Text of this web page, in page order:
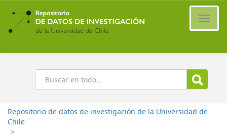
Ir
contenido
principal
Buscar
Repositorio de datos de investigación de la Universidad de
Chile
>